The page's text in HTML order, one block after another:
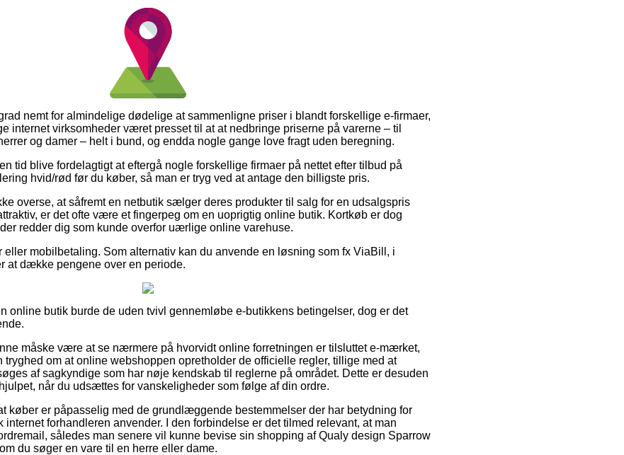
nemt for almindelige dødelige at sammenligne priser i blandt forskellige e-firmaer,
internet virksomheder været presset til at at nedbringe priserne på varerne – til
og damer – helt i bund, og endda nogle gange love fragt uden beregning.
tid blive fordelagtigt at eftergå nogle forskellige firmaer på nettet efter tilbud på
hvid/rød før du køber, så man er tryg ved at antage den billigste pris.
overse, at såfremt en netbutik sælger deres produkter til salg for en udsalgspris
er det ofte være et fingerpeg om en uoprigtig online butik. Kortkøb er dog
redder dig som kunde overfor uærlige online varehuse.
mobilbetaling. Som alternativ kan du anvende en løsning som fx ViaBill, i
at dække pengene over en periode.
online butik burde de uden tvivl gennemløbe e-butikkens betingelser, dog er det
måske være at se nærmere på hvorvidt online forretningen er tilsluttet e-mærket,
om at online webshoppen opretholder de officielle regler, tillige med at
af sagkyndige som har nøje kendskab til reglerne på området. Dette er desuden
når du udsættes for vanskeligheder som følge af din ordre.
køber er påpasselig med de grundlæggende bestemmelser der har betydning for
internet forhandleren anvender. I den forbindelse er det tilmed relevant, at man
således man senere vil kunne bevise sin shopping af Qualy design Sparrow
du søger en vare til en herre eller dame.